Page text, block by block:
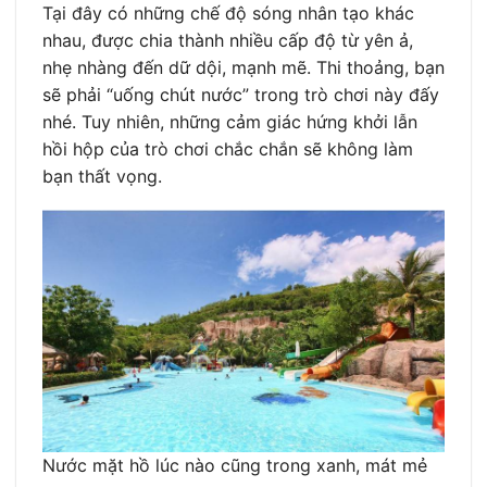
Tại đây có những chế độ sóng nhân tạo khác
nhau, được chia thành nhiều cấp độ từ yên ả,
nhẹ nhàng đến dữ dội, mạnh mẽ. Thi thoảng, bạn
sẽ phải “uống chút nước” trong trò chơi này đấy
nhé. Tuy nhiên, những cảm giác hứng khởi lẫn
hồi hộp của trò chơi chắc chắn sẽ không làm
bạn thất vọng.
Nước mặt hồ lúc nào cũng trong xanh, mát mẻ